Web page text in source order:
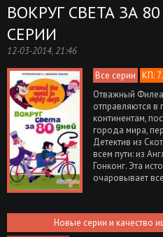
ВОКРУГ СВЕТА ЗА
СЕРИИ
12-03-2014, 21:46
Все серии КП:
Отважный
отправляются в
континентам,
города мира,
Детектив из
всем пути: из
Гонконг. Эта
очаровывает
Новые серии и качество